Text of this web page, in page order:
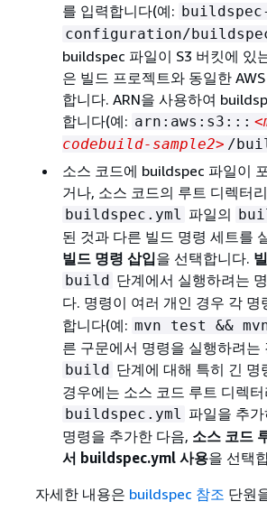
를 입력합니다(예:
configuration/
buildspec 파일이 S3 버킷에 있
은 빌드 프로젝트와 동일한
합니다. ARN을 사용하여
합니다(예: arn:aws:s3:::
codebuild-sample2> /
소스 코드에 buildspec 파일이
거나, 소스 코드의 루트 디렉터
buildspec.yml 파일의
된 것과 다른 빌드 명령 세트를
빌드 명령 삽입을 선택합니다.
build 단계에서 실행하려는
다. 명령이 여러 개인 경우 각 명
합니다(예: mvn test &&
른 구문에서 명령을 실행하려는
build 단계에 대해 특히 긴 명
경우에는 소스 코드 루트 디렉터
buildspec.yml
파일을 추
명령을 추가한 다음, 소스 코드
서 buildspec.yml 사용을 선택
자세한 내용은 buildspec 참조 단원